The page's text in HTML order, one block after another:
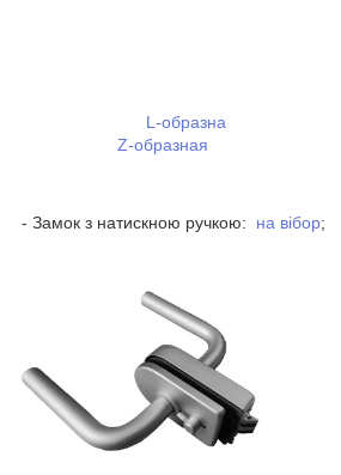
L-образна
Z-образная
- Замок з натискною ручкою: на вібор;